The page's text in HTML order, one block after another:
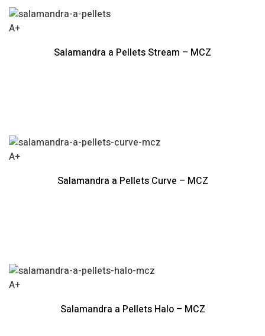
A+
Salamandra a Pellets Stream – MCZ
A+
Salamandra a Pellets Curve – MCZ
A+
Salamandra a Pellets Halo – MCZ